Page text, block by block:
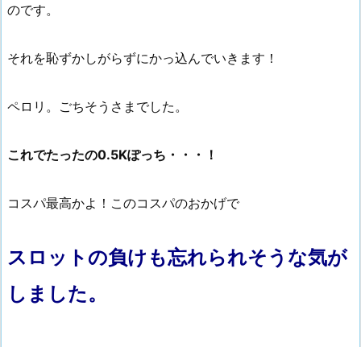
のです。
それを恥ずかしがらずにかっ込んでいきます！
ペロリ。ごちそうさまでした。
これでたったの0.5Kぽっち・・・！
コスパ最高かよ！このコスパのおかげで
スロットの負けも忘れられそうな気が
しました。